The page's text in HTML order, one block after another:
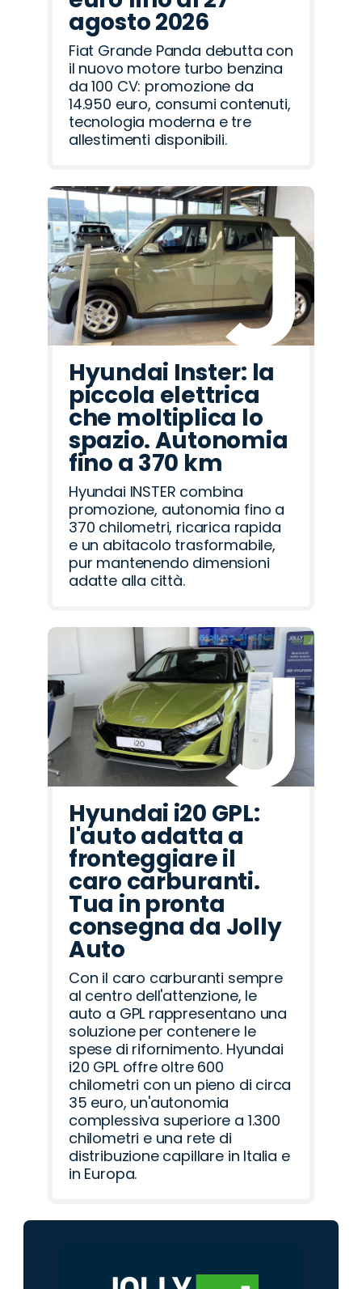
agosto 2026
Fiat Grande Panda debutta con
il nuovo motore turbo benzina
da 100 CV: promozione da
14.950 euro, consumi contenuti,
tecnologia moderna e tre
allestimenti disponibili.
Hyundai Inster: la
piccola elettrica
che moltiplica lo
spazio. Autonomia
fino a 370 km
Hyundai INSTER combina
promozione, autonomia fino a
370 chilometri, ricarica rapida
e un abitacolo trasformabile,
pur mantenendo dimensioni
adatte alla città.
Hyundai i20 GPL:
l'auto adatta a
fronteggiare il
caro carburanti.
Tua in pronta
consegna da Jolly
Auto
Con il caro carburanti sempre
al centro dell'attenzione, le
auto a GPL rappresentano una
soluzione per contenere le
spese di rifornimento. Hyundai
i20 GPL offre oltre 600
chilometri con un pieno di circa
35 euro, un'autonomia
complessiva superiore a 1.300
chilometri e una rete di
distribuzione capillare in Italia e
in Europa.